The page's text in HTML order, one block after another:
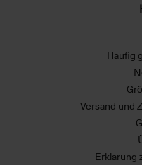
Häufig
Versand und
Erklärung